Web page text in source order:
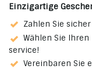
Einzigartige
Zahlen Sie
Wählen Sie
service!
Vereinbaren Sie